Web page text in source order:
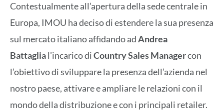
Contestualmente all’apertura della sede centrale in
Europa, IMOU ha deciso di estendere la sua presenza
sul mercato italiano affidando adAndrea
Battaglial’incarico diCountry Sales Managercon
l’obiettivo di sviluppare la presenza dell’azienda nel
nostro paese, attivare e ampliare le relazioni con il
mondo della distribuzione e con i principali retailer.